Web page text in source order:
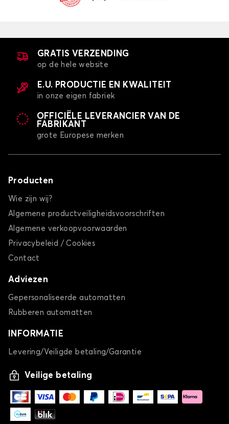
GRATIS VERZENDING
op de hele website
E.U. PRODUCTIE EN KWALITEIT
in onze eigen fabriek
OFFICIËLE LEVERANCIER VAN DE
FABRIKANT
grote Europese merken
Producten
Wie zijn wij?
Algemene productveiligheidsvoorschriften
Algemene verkoopvoorwaarden
Privacybeleid / Cookies
Contact
Adviezen
Gepersonaliseerde automatten
Rubberen automatten
INFORMATIE
Levering/Veiligde betaling/Garantie
Veilige betaling